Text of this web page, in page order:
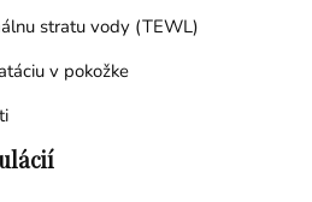
stratu vody (TEWL)
v pokožke